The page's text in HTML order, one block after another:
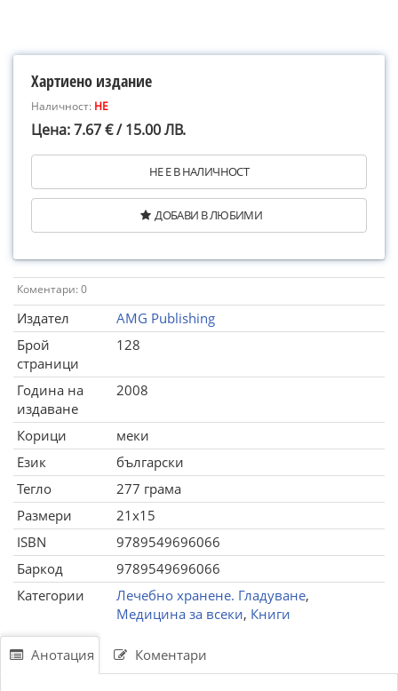
Хартиено издание
Наличност: НЕ
Цена: 7.67 € / 15.00 ЛВ.
НЕ Е В НАЛИЧНОСТ
ДОБАВИ В ЛЮБИМИ
Коментари: 0
Издател
AMG Publishing
Брой
страници
128
Година на
издаване
2008
Корици
меки
Език
български
Тегло
277 грама
Размери
21x15
ISBN
9789549696066
Баркод
9789549696066
Категории
Лечебно хранене. Гладуване,
Медицина за всеки, Книги
Анотация Коментари